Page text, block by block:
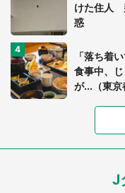
けた住人
惑
「落ち着
食事中、
が...（東京
「可愛い
「孫にあ
J